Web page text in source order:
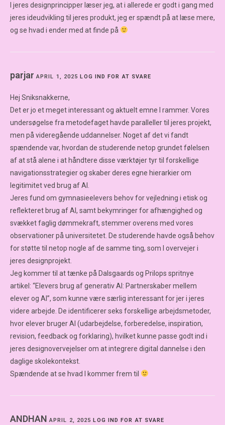
I jeres designprincipper læser jeg, at i allerede er godt i gang med
jeres ideudvikling til jeres produkt, jeg er spændt på at læse mere,
og se hvad i ender med at finde på
parjar APRIL 1, 2025 LOG IND FOR AT SVARE
Hej Sniksnakkerne,
Det er jo et meget interessant og aktuelt emne I rammer. Vores
undersøgelse fra metodefaget havde paralleller til jeres projekt,
men på videregående uddannelser. Noget af det vi fandt
spændende var, hvordan de studerende netop grundet følelsen
af at stå alene i at håndtere disse værktøjer tyr til forskellige
navigationsstrategier og skaber deres egne hierarkier om
legitimitet ved brug af AI.
Jeres fund om gymnasieelevers behov for vejledning i etisk og
reflekteret brug af AI, samt bekymringer for afhængighed og
svækket faglig dømmekraft, stemmer overens med vores
observationer på universitetet. De studerende havde også behov
for støtte til netop nogle af de samme ting, som I overvejer i
jeres designprojekt.
Jeg kommer til at tænke på Dalsgaards og Prilops spritnye
artikel: “Elevers brug af generativ AI: Partnerskaber mellem
elever og AI”, som kunne være særlig interessant for jer i jeres
videre arbejde. De identificerer seks forskellige arbejdsmetoder,
hvor elever bruger AI (udarbejdelse, forberedelse, inspiration,
revision, feedback og forklaring), hvilket kunne passe godt ind i
jeres designovervejelser om at integrere digital dannelse i den
daglige skolekontekst.
Spændende at se hvad I kommer frem til
ANDHAN APRIL 2, 2025 LOG IND FOR AT SVARE